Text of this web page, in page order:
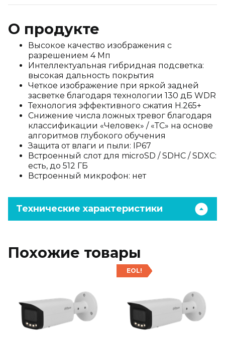
О продукте
Высокое качество изображения с
разрешением 4 Мп
Интеллектуальная гибридная подсветка:
высокая дальность покрытия
Четкое изображение при яркой задней
засветке благодаря технологии 130 дБ WDR
Технология эффективного сжатия H.265+
Снижение числа ложных тревог благодаря
классификации «Человек» / «ТС» на основе
алгоритмов глубокого обучения
Защита от влаги и пыли: IP67
Встроенный слот для microSD / SDHC / SDXC:
есть, до 512 ГБ
Встроенный микрофон: нет
Технические характеристики
Похожие товары
EOL!